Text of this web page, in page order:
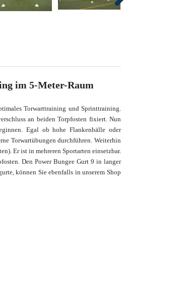
im 5-Meter-Raum
Torwarttraining und Sprinttraining.
an beiden Torpfosten fixiert. Nun
Egal ob hohe Flankenbälle oder
Torwartübungen durchführen. Weiterhin
Er ist in mehreren Sportarten einsetzbar.
Den Power Bungee Gurt 9 in langer
können Sie ebenfalls in unserem Shop